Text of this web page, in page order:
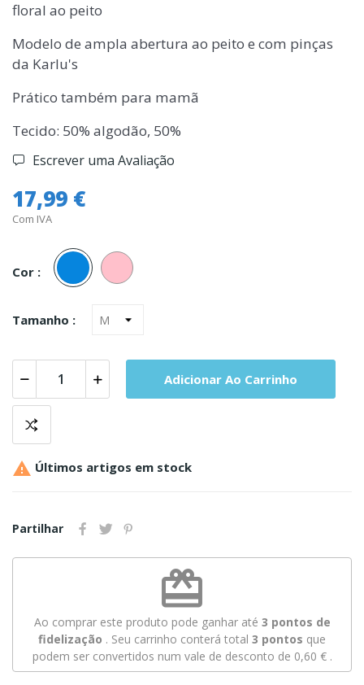
floral ao peito
Modelo de ampla abertura ao peito e com pinças
da Karlu's
Prático também para mamã
Tecido: 50% algodão, 50%
Escrever uma Avaliação
17,99 €
Com IVA
Cor :
Azul
Tamanho :
Adicionar Ao Carrinho
 Últimos artigos em stock
Partilhar
redeem
Ao comprar este produto pode ganhar até 3 pontos de
fidelização . Seu carrinho conterá total 3 pontos que
podem ser convertidos num vale de desconto de 0,60 €.